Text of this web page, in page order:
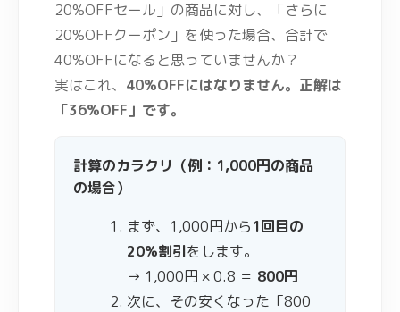
20%OFFセール」の商品に対し、「さらに
20%OFFクーポン」を使った場合、合計で
40%OFFになると思っていませんか？
実はこれ、 40%OFFにはなりません。正解は
「36%OFF」です。
計算のカラクリ（例：1,000円の商品
の場合）
まず、1,000円から1回目の
20%割引をします。
→ 1,000円 × 0.8 ＝ 800円
次に、その安くなった「800